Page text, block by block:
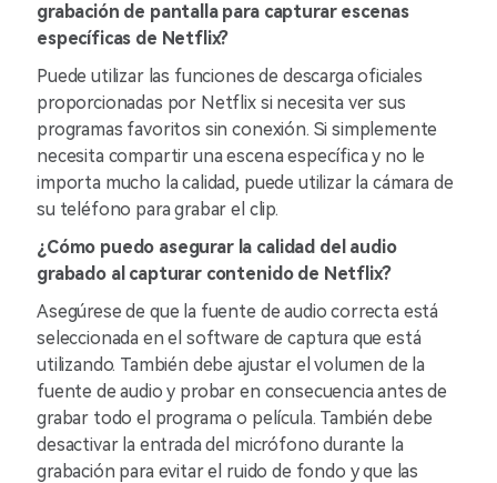
grabación de pantalla para capturar escenas
específicas de Netflix?
Puede utilizar las funciones de descarga oficiales
proporcionadas por Netflix si necesita ver sus
programas favoritos sin conexión. Si simplemente
necesita compartir una escena específica y no le
importa mucho la calidad, puede utilizar la cámara de
su teléfono para grabar el clip.
¿Cómo puedo asegurar la calidad del audio
grabado al capturar contenido de Netflix?
Asegúrese de que la fuente de audio correcta está
seleccionada en el software de captura que está
utilizando. También debe ajustar el volumen de la
fuente de audio y probar en consecuencia antes de
grabar todo el programa o película. También debe
desactivar la entrada del micrófono durante la
grabación para evitar el ruido de fondo y que las